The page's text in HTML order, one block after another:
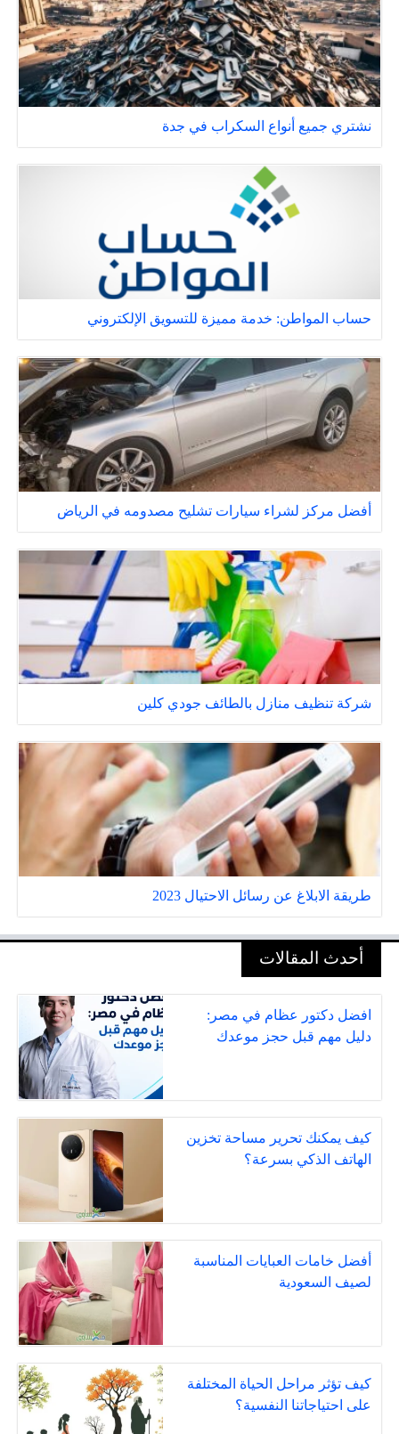
نشتري جميع أنواع السكراب في جدة
حساب المواطن: خدمة مميزة للتسويق الإلكتروني
أفضل مركز لشراء سيارات تشليح مصدومه في الرياض
شركة تنظيف منازل بالطائف جودي كلين
طريقة الابلاغ عن رسائل الاحتيال 2023
أحدث المقالات
افضل دكتور عظام في مصر:
دليل مهم قبل حجز موعدك
كيف يمكنك تحرير مساحة تخزين
الهاتف الذكي بسرعة؟
أفضل خامات العبايات المناسبة
لصيف السعودية
كيف تؤثر مراحل الحياة المختلفة
على احتياجاتنا النفسية؟